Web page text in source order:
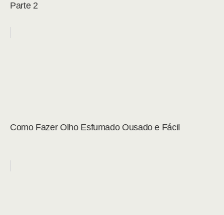
Parte 2
Como Fazer Olho Esfumado Ousado e Fácil